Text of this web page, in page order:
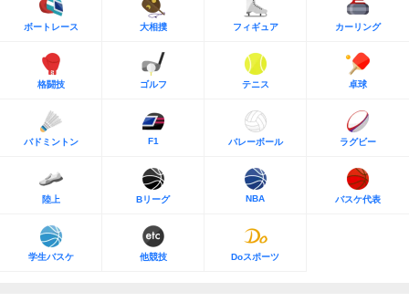
ボートレース 大相撲 フィギュア カーリング
格闘技 ゴルフ テニス 卓球
バドミントン F1 バレーボール ラグビー
陸上 Bリーグ NBA バスケ代表
学生バスケ 他競技 Doスポーツ